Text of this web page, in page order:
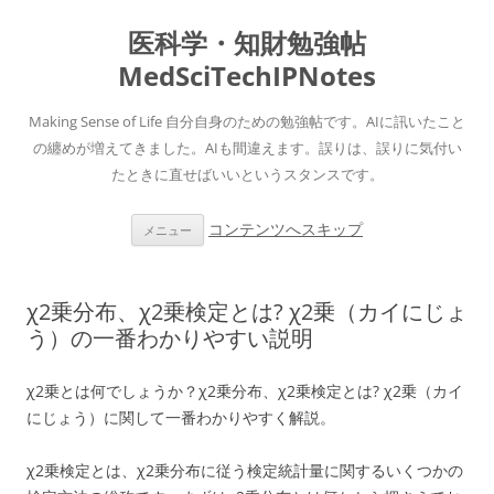
医科学・知財勉強帖
MedSciTechIPNotes
Making Sense of Life 自分自身のための勉強帖です。AIに訊いたこと
の纏めが増えてきました。AIも間違えます。誤りは、誤りに気付い
たときに直せばいいというスタンスです。
メニュー コンテンツへスキップ
χ2乗分布、χ2乗検定とは? χ2乗（カイにじょ
う）の一番わかりやすい説明
χ2乗とは何でしょうか？χ2乗分布、χ2乗検定とは? χ2乗（カイ
にじょう）に関して一番わかりやすく解説。
χ2乗検定とは、χ2乗分布に従う検定統計量に関するいくつかの